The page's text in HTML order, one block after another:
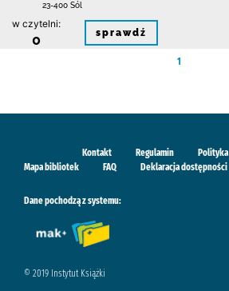
23-400 Sól
w czytelni:
0 sprawdź
1
Kontakt Regulamin
Mapa bibliotek
FAQ Deklaracja dostępności
Dane pochodzą z systemu:
© 2019 Instytut Książki